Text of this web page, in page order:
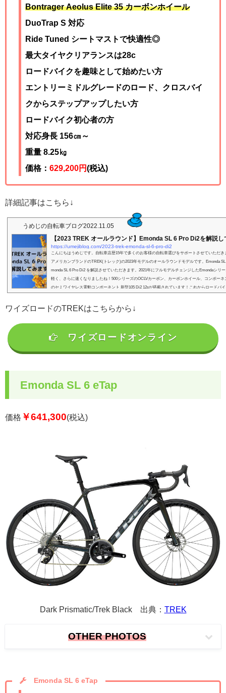
Bontrager Aeolus Elite 35 カーボンホイール
DuoTrap S 対応
Ride Tuned シートマストで快適性◎
最大タイヤクリアランスは28c
ロードバイクを趣味として始めたい方
エントリーミドルグレードのロード、クロスバイ
クからステップアップしたい方
ロードバイク初心者の方
対応身長 156㎝～
重量 8.25㎏
価格： 629,200円(税込)
詳細記事はこちら↓
うめじの自転車ブログ2022.11.05
【2023 TREK オールラウンド】Emonda SL 6 Pro Di2を解説
https://umejiblog.com/2023-trek-emonda-sl-6-pro-di2
こんにちはうめじです。自転車店歴15年で多くのお客様の自転車選びをサポートさせていただき
アメリカンブランドのTREK(トレック)の2023年モデルのオールラウンドモデルです。Emonda
monda SL 6 Pro Di2 を解説させていただきます。2021年にフルモデルチェンジしたEmondaシリ
軽く、さらに速くなりましたね！500シリーズのOCLVカーボン、カーボンホイール、コンポーネ
のセミワイヤレス電動コンポーネント 新型105 Di2 12sが搭載されています！これからロードバ
ワイズロードのTREKはこちらから↓
ワイズロードオンライン
Emonda SL 6 eTap
価格 ￥641,300(税込)
Dark Prismatic/Trek Black 出典： TREK
OTHER PHOTOS
Emonda SL 6 eTap